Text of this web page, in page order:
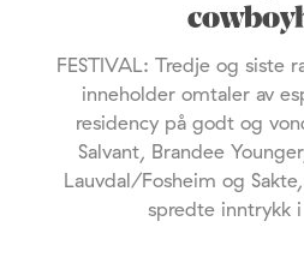
FESTIVAL: Tredje og siste
inneholder omtaler av
residency på godt og
Salvant, Brandee
Lauvdal/Fosheim og
spredte inntrykk